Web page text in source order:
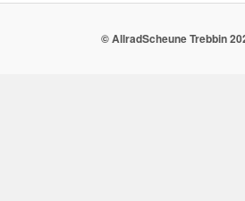
© AllradScheune Trebbin